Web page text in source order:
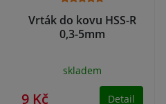
Vrták do kovu HSS-R
0,3-5mm
skladem
9 Kč Detail